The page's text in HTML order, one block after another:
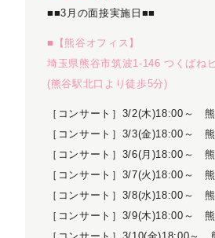
■■3月の面接実施日■■
■【熊谷オフィス】
埼玉県熊谷市筑波1-146 つくばね
(熊谷駅北口より徒歩5分)
［コンサート］3/2(木)18:00～
［コンサート］3/3(金)18:00～
［コンサート］3/6(月)18:00～
［コンサート］3/7(火)18:00～
［コンサート］3/8(水)18:00～
［コンサート］3/9(木)18:00～